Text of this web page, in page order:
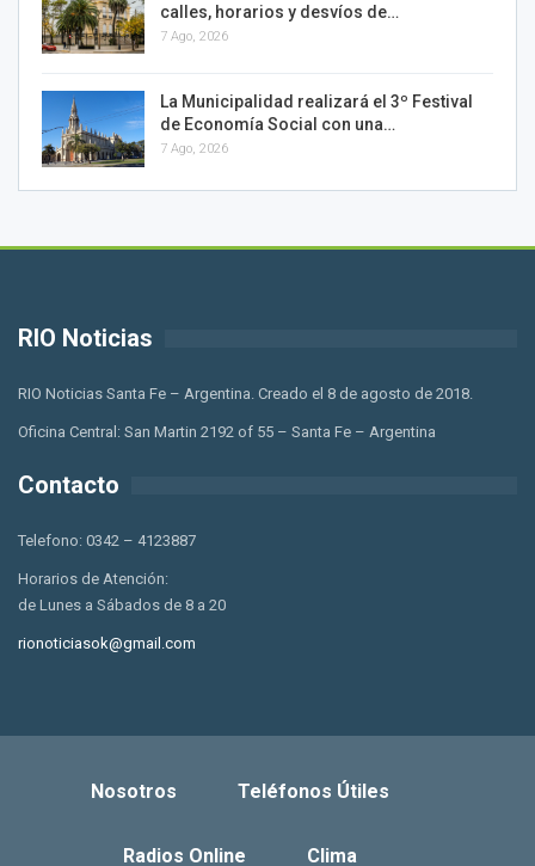
calles, horarios y desvíos de…
7 Ago, 2026
La Municipalidad realizará el 3º Festival
de Economía Social con una…
7 Ago, 2026
RIO Noticias
RIO Noticias Santa Fe – Argentina. Creado el 8 de agosto de 2018.
Oficina Central: San Martin 2192 of 55 – Santa Fe – Argentina
Contacto
Telefono: 0342 – 4123887
Horarios de Atención:
de Lunes a Sábados de 8 a 20
rionoticiasok@gmail.com
Nosotros Teléfonos Útiles
Radios Online Clima